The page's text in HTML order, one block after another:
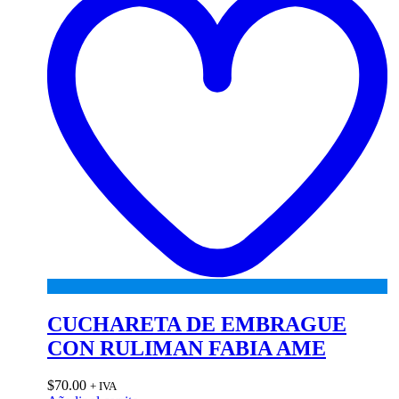
CUCHARETA DE EMBRAGUE
CON RULIMAN FABIA AME
$70.00 + IVA